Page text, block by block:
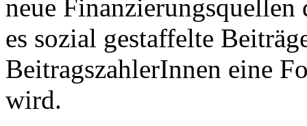
neue
es sozial gestaffelte
BeitragszahlerInnen eine
wird.